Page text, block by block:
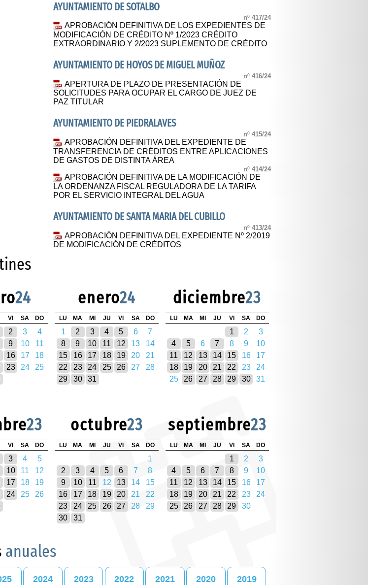
AYUNTAMIENTO DE SOTALBO
nº 417/24
APROBACIÓN DEFINITIVA DE LOS EXPEDIENTES DE
MODIFICACIÓN DE CRÉDITO Nº 1/2023 CRÉDITO
EXTRAORDINARIO Y 2/2023 SUPLEMENTO DE CRÉDITO
AYUNTAMIENTO DE HOYOS DE MIGUEL MUÑOZ
nº 416/24
APERTURA DE PLAZO DE PRESENTACIÓN DE
SOLICITUDES PARA OCUPAR EL CARGO DE JUEZ DE
PAZ TITULAR
AYUNTAMIENTO DE PIEDRALAVES
nº 415/24
APROBACIÓN DEFINITIVA DEL EXPEDIENTE DE
TRANSFERENCIA DE CRÉDITOS ENTRE APLICACIONES
DE GASTOS DE DISTINTA ÁREA
nº 414/24
APROBACIÓN DEFINITIVA DE LA MODIFICACIÓN DE
LA ORDENANZA FISCAL REGULADORA DE LA TARIFA
POR EL SERVICIO INTEGRAL DEL AGUA
AYUNTAMIENTO DE SANTA MARIA DEL CUBILLO
nº 413/24
APROBACIÓN DEFINITIVA DEL EXPEDIENTE Nº 2/2019
DE MODIFICACIÓN DE CRÉDITOS
24
VI SA DO
2 3
4
9 10
11
16 17
18
23 24
25
enero24
LU MA MI JU VI SA DO
1 2 3 4 5 6
7
8
9 10 11 12 13
14
15
16 17 18 19 20
21
22
23 24 25 26 27
28
29
30 31
diciembre23
LU MA MI JU VI SA DO
1 2
3
4
5 6 7 8 9
10
11
12 13 14 15 16
17
18
19 20 21 22 23
24
25
26 27 28 29 30 31
23
VI SA DO
3 4
5
10 11
12
17 18
19
24 25
26
octubre23
LU MA MI JU VI SA DO
1
2
3 4 5 6 7
8
9
10 11 12 13 14
15
16
17 18 19 20 21
22
23
24 25 26 27 28
29
30
31
septiembre23
LU MA MI JU VI SA DO
1 2
3
4
5 6 7 8 9
10
11
12 13 14 15 16
17
18
19 20 21 22 23
24
25
26 27 28 29 30
anuales
2024 2023 2022 2021 2020 2019